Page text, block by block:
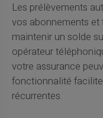
Les prélèvements
vos abonnements et
maintenir un solde
opérateur
votre assurance
fonctionnalité
récurrentes.